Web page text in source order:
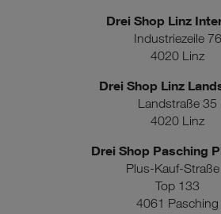
Drei Shop Linz
Industriezeile 76
4020 Linz
Drei Shop Linz
Landstraße 35
4020 Linz
Drei Shop Pasching
Plus-Kauf-
Top 133
4061 Pasching